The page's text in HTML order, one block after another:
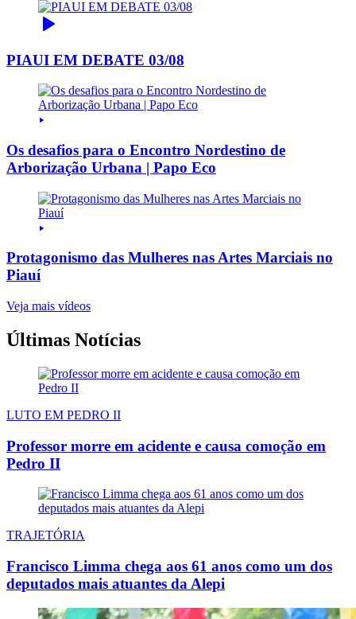
PIAUI EM DEBATE 03/08
Os desafios para o Encontro Nordestino de
Arborização Urbana | Papo Eco
Protagonismo das Mulheres nas Artes Marciais no
Piauí
Veja mais vídeos
Últimas Notícias
LUTO EM PEDRO II
Professor morre em acidente e causa comoção em
Pedro II
TRAJETÓRIA
Francisco Limma chega aos 61 anos como um dos
deputados mais atuantes da Alepi